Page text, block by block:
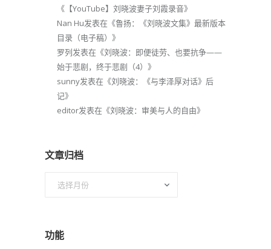
《 【YouTube】刘晓波妻子刘霞录音》
Nan Hu发表在《鲁扬：《刘晓波文集》最新版本
目录（电子稿） 》
罗列发表在《刘晓波：即便徒劳、也要抗争——
始于悲剧，终于悲剧（4） 》
sunny发表在《刘晓波：《与李泽厚对话》后
记》
editor发表在《刘晓波：审美与人的自由》
文章归档
功能